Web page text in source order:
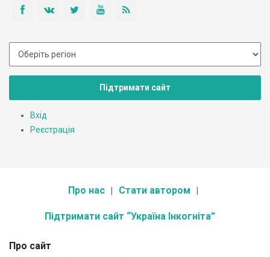
Підтримати сайт
Вхід
Реєстрація
Про нас Стати автором
Підтримати сайт “Україна Інкогніта”
Про сайт